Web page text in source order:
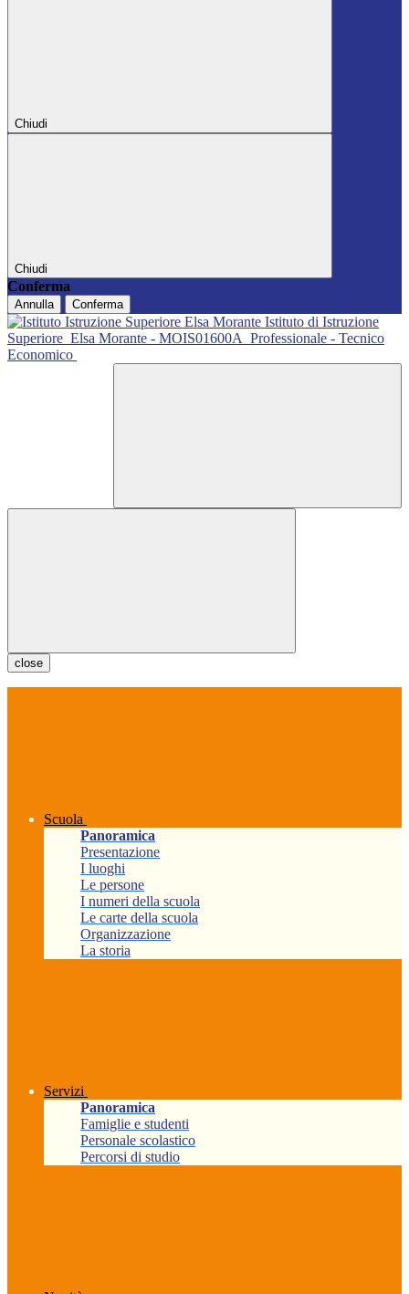
Chiudi
Chiudi
Conferma
Annulla Conferma
Istituto di Istruzione
Superiore Elsa Morante - MOIS01600A Professionale - Tecnico
Economico
close
Scuola
Panoramica
Presentazione
I luoghi
Le persone
I numeri della scuola
Le carte della scuola
Organizzazione
La storia
Servizi
Panoramica
Famiglie e studenti
Personale scolastico
Percorsi di studio